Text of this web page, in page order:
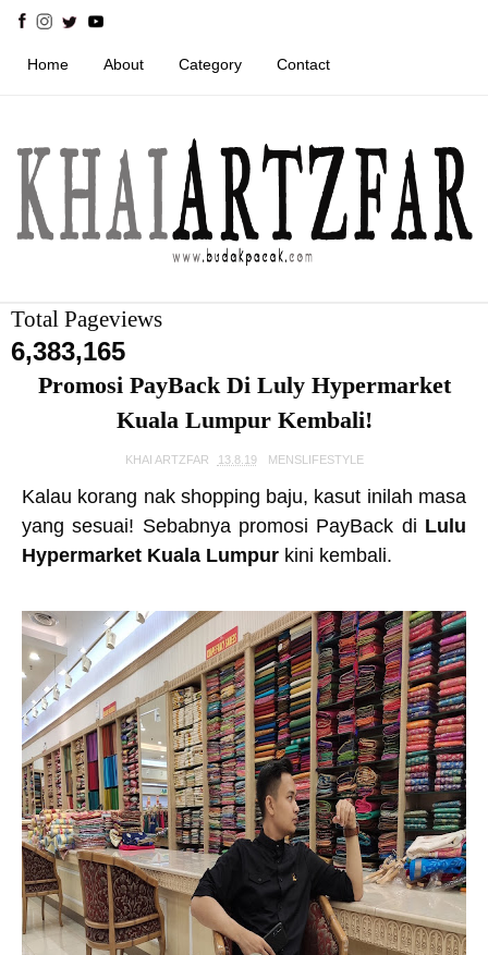
Home About Category Contact
Total Pageviews
6,383,165
Promosi PayBack Di Luly Hypermarket
Kuala Lumpur Kembali!
KHAI ARTZFAR 13.8.19 MENSLIFESTYLE
Kalau korang nak shopping baju, kasut inilah masa
yang sesuai! Sebabnya promosi PayBack di Lulu
Hypermarket Kuala Lumpur kini kembali.